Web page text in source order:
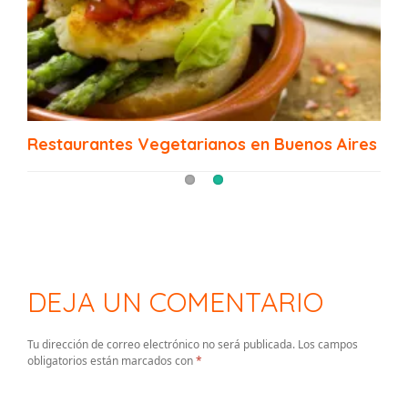
Los mejores bodegones de Buenos Aires
Restaurantes Vegetarianos en Buenos Aires
DEJA UN COMENTARIO
Tu dirección de correo electrónico no será publicada. Los campos
obligatorios están marcados con*